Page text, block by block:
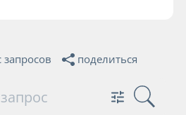
запросов поделиться